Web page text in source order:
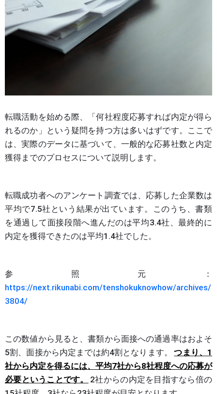
転職活動を始める際、「何社程度応募すれば内定が得ら
れるのか」という疑問を持つ方は多いはずです。ここで
は、実際のデータに基づいて、一般的な応募社数と内定
獲得までのプロセスについて説明します。
転職成功者へのアンケート調査では、応募した企業数は
平均で7.5社という結果が出ています。このうち、書類
を通過して面接段階へ進んだのは平均3.4社、最終的に
内定を獲得できたのは平均1.4社でした。
参照元：
https://next.rikunabi.com/tenshokuknowhow/archives/
3804/
この数値から見ると、書類から面接への通過率はおよそ
5割、面接から内定までは約4割となります。
つまり、1
社から内定を得るには、平均7社から8社程度への応募が
必要ということです。
2社からの内定を目指すなら倍の